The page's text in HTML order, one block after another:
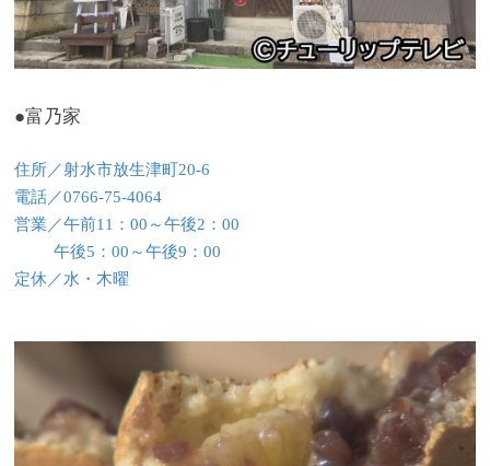
●富乃家
住所／射水市放生津町20-6
電話／0766-75-4064
営業／午前11：00～午後2：00
午後5：00～午後9：00
定休／水・木曜